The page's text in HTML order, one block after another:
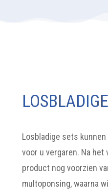
Losbladige sets
voor u vergaren. Na
product nog voorzien
multoponsing, waarna